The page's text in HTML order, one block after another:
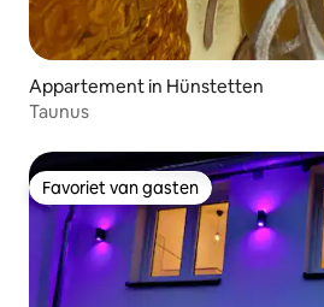
Appartement in Hünstetten
Taunus
Favoriet van gasten
Favoriet van gasten